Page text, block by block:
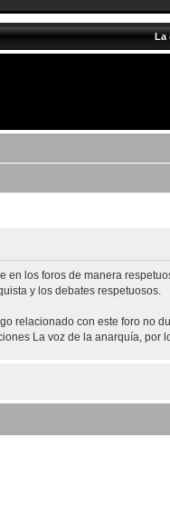
La
en los foros de manera
y los debates respetuosos.
relacionado con este foro no
La voz de la anarquía,